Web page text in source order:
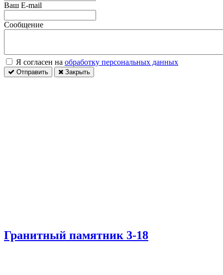
Ваш E-mail
Сообщение
Я согласен на обработку персональных данных
Отправить Закрыть
Гранитный памятник 3-18